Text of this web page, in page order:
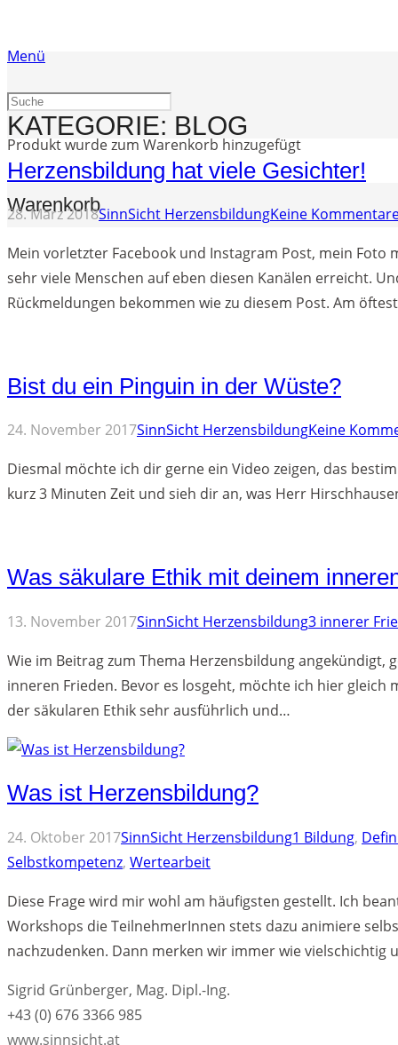
Menü
Produktwurde zum Warenkorb hinzugefügt
Warenkorb
KATEGORIE: BLOG
Herzensbildung hat viele Gesichter!
28. März 2018SinnSicht HerzensbildungKeine
Mein vorletzter Facebook und Instagram Post, mein Foto
sehr viele Menschen auf eben diesen Kanälen erreicht.
Rückmeldungen bekommen wie zu diesem Post. Am
Bist du ein Pinguin in der Wüste?
24. November 2017SinnSicht HerzensbildungKeine
Diesmal möchte ich dir gerne ein Video zeigen, das
kurz 3 Minuten Zeit und sieh dir an, was Herr
Was säkulare Ethik mit deinem
13. November 2017SinnSicht Herzensbildung3 innerer
Wie im Beitrag zum Thema Herzensbildung angekündigt,
inneren Frieden. Bevor es losgeht, möchte ich hier
der säkularen Ethik sehr ausführlich und…
Was ist Herzensbildung?
24. Oktober 2017SinnSicht Herzensbildung1 Kommentar
Bildung,
Selbstkompetenz, Wertearbeit
Diese Frage wird mir wohl am häufigsten gestellt. Ich
Workshops die TeilnehmerInnen stets dazu animiere
nachzudenken. Dann merken wir immer wie vielschichtig
Sigrid Grünberger, Mag. Dipl.-Ing.
+43 (0) 676 3366 985
www.sinnsicht.at